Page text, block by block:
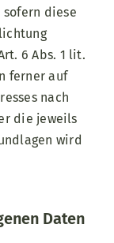
diese
6 Abs. 1 lit.
ferner auf
nach
die jeweils
wird
Daten